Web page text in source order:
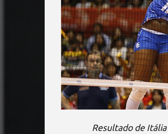
Resultado de